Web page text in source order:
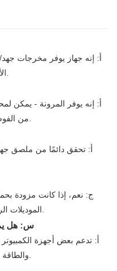
أ: إنه جهاز يوفر مخرجات جهد/
أ: إنه يوفر المرونة - يمكن
أ: تحقق دائمًا من ملصق
ج: نعم، إذا كانت مزودة
س: هل
أ: تدعم بعض أجهزة